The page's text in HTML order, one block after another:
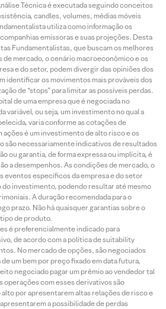
Técnica é executada seguindo conceitos
candles, volumes, médias móveis
utiliza como informação os
emissoras e suas projeções. Desta
Fundamentalistas, que buscam os melhores
de mercado, o cenário macroeconômico e os
e do setor, podem divergir das opiniões dos
identificar os movimentos mais prováveis dos
de “stops” para limitar as possíveis perdas.
de uma empresa que é negociada no
variável, ou seja, um investimento no qual a
varia conforme as cotações de
ações é um investimento de alto risco e os
são necessariamente indicativos de resultados
ou garantia, de forma expressa ou implícita, é
a desempenhos. As condições de mercado, o
eventos específicos da empresa e do setor
do investimento, podendo resultar até mesmo
A duração recomendada para o
prazo. Não há quaisquer garantias sobre o
de produto.
é preferencialmente indicado para
de acordo com a política de suitability
No mercado de opções, são negociados
um bem por preço fixado em data futura,
negociado pagar um prêmio ao vendedor tal
operações com esses derivativos são
por apresentarem altas relações de risco e
a possibilidade de perdas